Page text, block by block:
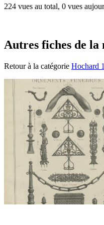
224 vues au total, 0 vues
Autres fiches de la
Retour à la catégorie Hochard